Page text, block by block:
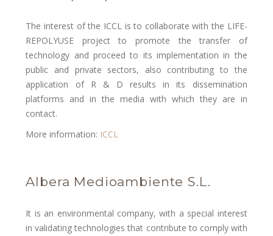
The interest of the ICCL is to collaborate with the LIFE-
REPOLYUSE project to promote the transfer of
technology and proceed to its implementation in the
public and private sectors, also contributing to the
application of R & D results in its dissemination
platforms and in the media with which they are in
contact.
More information: ICCL
Albera Medioambiente S.L.
It is an environmental company, with a special interest
in validating technologies that contribute to comply with